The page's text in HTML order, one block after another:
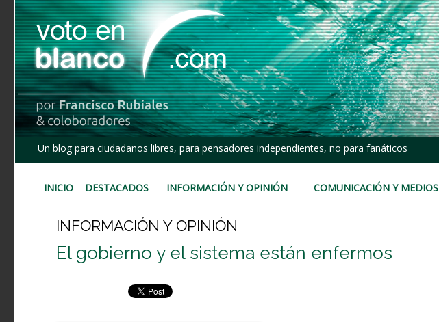
Un blog para ciudadanos libres, para pensadores independientes, no para fanáticos
INICIO DESTACADOS INFORMACIÓN Y OPINIÓN COMUNICACIÓN Y MEDIOS
INFORMACIÓN Y OPINIÓN
El gobierno y el sistema están enfermos